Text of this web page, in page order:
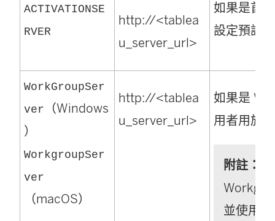
ACTIVATIONSE
RVER
http://<tablea
u_server_url>
如果是首
設定預設
WorkGroupSer
ver
（Windows
）
WorkgroupSer
ver
（macOS）
http://<tablea
u_server_url>
如果是
用者用於
附註 ：
並使用